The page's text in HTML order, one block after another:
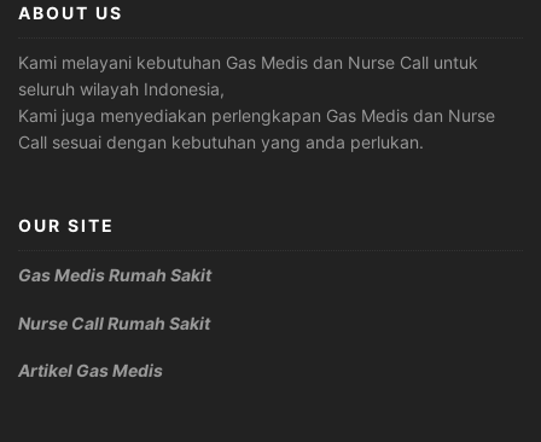
ABOUT US
Kami melayani kebutuhan Gas Medis dan Nurse Call untuk
seluruh wilayah Indonesia,
Kami juga menyediakan perlengkapan Gas Medis dan Nurse
Call sesuai dengan kebutuhan yang anda perlukan.
OUR SITE
Gas Medis Rumah Sakit
Nurse Call Rumah Sakit
Artikel Gas Medis